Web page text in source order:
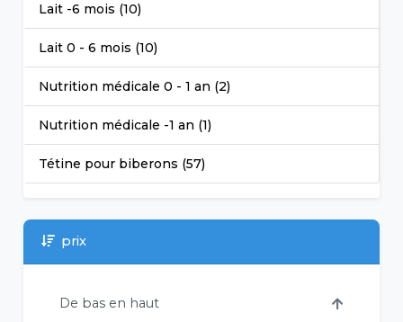
Lait -6 mois (10)
Lait 0 - 6 mois (10)
Nutrition médicale 0 - 1 an (2)
Nutrition médicale -1 an (1)
Tétine pour biberons (57)
prix
De bas en haut